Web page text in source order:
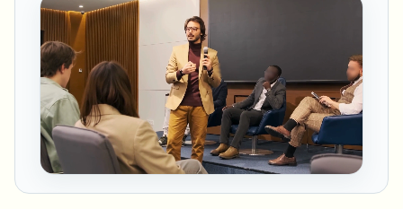
サンプルライブラリ全体を閲覧する
顔をぼかす
ナンバープレートをぼかす
背景をぼかす
何でもぼかす
View all features
Browse every blur tool in one place
ナンバープレートをぼかす
顔をぼかす
エンタープライズ
学校・教育
キャンパスカメラ、講義、地区の一括プライバシー
メディア・エンターテインメント
試写、リリース、コンプライアンス
リソース
FAQ
ブログ
Choose language